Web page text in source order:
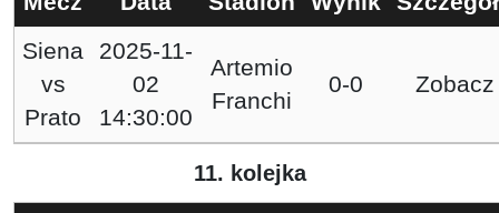
Siena
vs
Prato
2025-11-
02
14:30:00
Artemio
Franchi
0-0 Zobacz
11. kolejka